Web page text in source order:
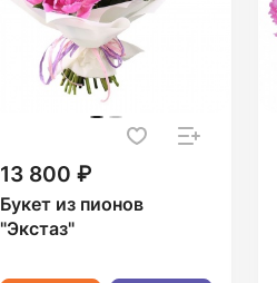
13 800 ₽
Букет из пионов
"Экстаз"